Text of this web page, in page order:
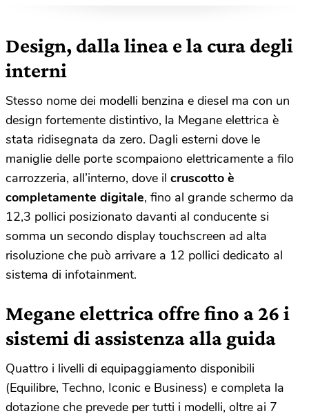
Design, dalla linea e la cura degli
interni
Stesso nome dei modelli benzina e diesel ma con un
design fortemente distintivo, la Megane elettrica è
stata ridisegnata da zero. Dagli esterni dove le
maniglie delle porte scompaiono elettricamente a filo
carrozzeria, all’interno, dove il cruscotto è
completamente digitale, fino al grande schermo da
12,3 pollici posizionato davanti al conducente si
somma un secondo display touchscreen ad alta
risoluzione che può arrivare a 12 pollici dedicato al
sistema di infotainment.
Megane elettrica offre fino a 26 i
sistemi di assistenza alla guida
Quattro i livelli di equipaggiamento disponibili
(Equilibre, Techno, Iconic e Business) e completa la
dotazione che prevede per tutti i modelli, oltre ai 7